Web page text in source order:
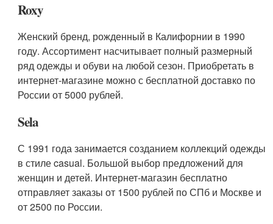
Roxy
Женский бренд, рожденный в Калифорнии в 1990
году. Ассортимент насчитывает полный размерный
ряд одежды и обуви на любой сезон. Приобретать в
интернет-магазине можно с бесплатной доставко по
России от 5000 рублей.
Sela
С 1991 года занимается созданием коллекций одежды
в стиле casual. Большой выбор предложений для
женщин и детей. Интернет-магазин бесплатно
отправляет заказы от 1500 рублей по СПб и Москве и
от 2500 по России.